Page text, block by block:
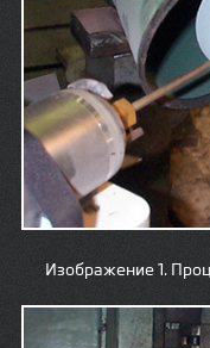
Изображение 1.